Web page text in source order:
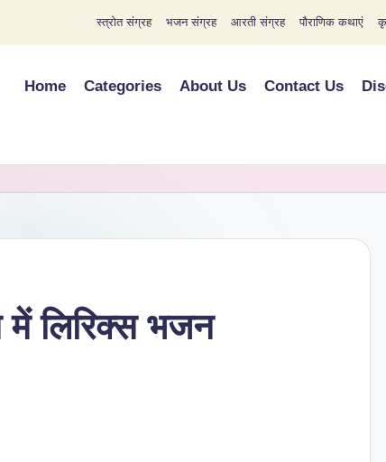
स्त्रोत संग्रह भजन संग्रह आरती संग्रह पौराणिक कथाएं
Home Categories About Us Contact Us
लिरिक्स भजन